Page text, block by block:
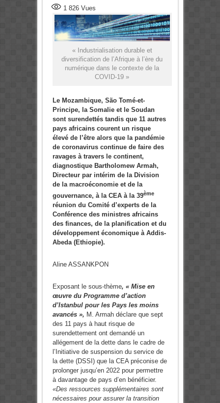
1 826Vues
« Industrialisation durable et
diversification de l’Afrique à l’ère du
numérique dans le contexte de la
COVID-19 »
Le Mozambique, São Tomé-et-
Principe, la Somalie et le Soudan
sont surendettés tandis que 11 autres
pays africains courent un risque
élevé de l’être alors que la pandémie
de coronavirus continue de faire des
ravages à travers le continent,
diagnostique Bartholomew Armah,
Directeur par intérim de la Division
de la macroéconomie et de la
gouvernance, à la CEA à la 39ème
réunion du Comité d’experts de la
Conférence des ministres africains
des finances, de la planification et du
développement économique à Addis-
Abeda (Ethiopie).
Aline ASSANKPON
Exposant le sous-thème, « Mise en
œuvre du Programme d’action
d’Istanbul pour les Pays les moins
avancés », M. Armah déclare que sept
des 11 pays à haut risque de
surendettement ont demandé un
allégement de la dette dans le cadre de
l’Initiative de suspension du service de
la dette (DSSI) que la CEA préconise de
prolonger jusqu’en 2022 pour permettre
à davantage de pays d’en bénéficier.
«Des ressources supplémentaires sont
nécessaires pour assurer la transition